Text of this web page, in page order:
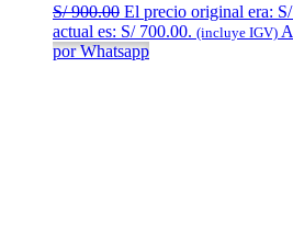
S/900.00 El precio original era:
actual es: S/ 700.00. (incluye IGV)
por Whatsapp